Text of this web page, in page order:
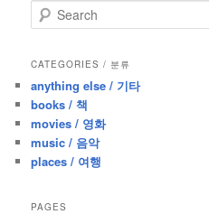
e
r
h
CATEGORIES / 분류
anything else / 기타
books / 책
movies / 영화
music / 음악
places / 여행
PAGES